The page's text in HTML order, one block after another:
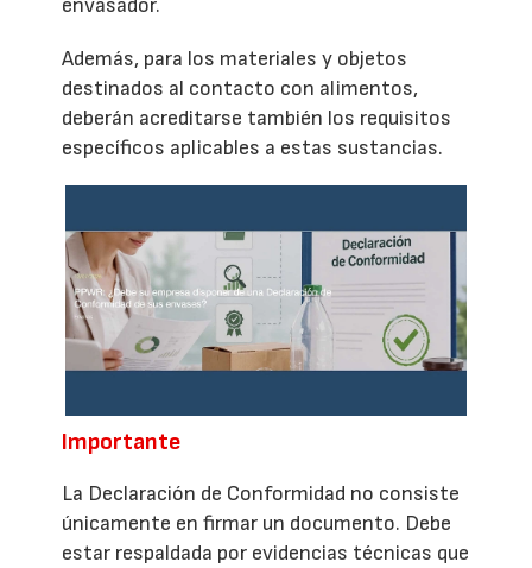
envasador.
Además, para los materiales y objetos
destinados al contacto con alimentos,
deberán acreditarse también los requisitos
específicos aplicables a estas sustancias.
Importante
La Declaración de Conformidad no consiste
únicamente en firmar un documento. Debe
estar respaldada por evidencias técnicas que